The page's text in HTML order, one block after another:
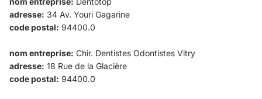
adresse: 34 Av. Youri Gagarine
code postal: 94400.0
nom entreprise: Chir. Dentistes Odontistes Vitry
adresse: 18 Rue de la Glacière
code postal: 94400.0